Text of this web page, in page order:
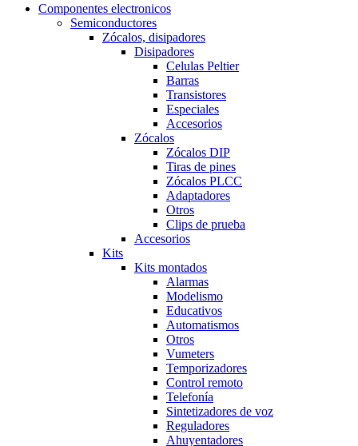
Componentes electronicos
Semiconductores
Zócalos, disipadores
Disipadores
Celulas Peltier
Barras
Transistores
Especiales
Accesorios
Zócalos
Zócalos DIP
Tiras de pines
Zócalos PLCC
Adaptadores
Otros
Clips de prueba
Accesorios
Kits
Kits montados
Alarmas
Modelismo
Educativos
Automatismos
Otros
Vumeters
Temporizadores
Control remoto
Telefonía
Sintetizadores de voz
Reguladores
Ahuyentadores